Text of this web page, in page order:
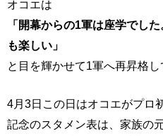
オコエは
「開幕からの1軍は座学でし
も楽しい」
と目を輝かせて1軍へ再昇格し
4月3日この日はオコエがプロ
記念のスタメン表は、家族の